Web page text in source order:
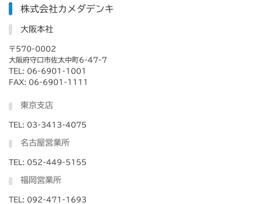
株式会社カメダデンキ
大阪本社
〒570-0002
大阪府守口市佐太中町6-47-7
TEL: 06-6901-1001
FAX: 06-6901-1111
東京支店
TEL: 03-3413-4075
名古屋営業所
TEL: 052-449-5155
福岡営業所
TEL: 092-471-1693